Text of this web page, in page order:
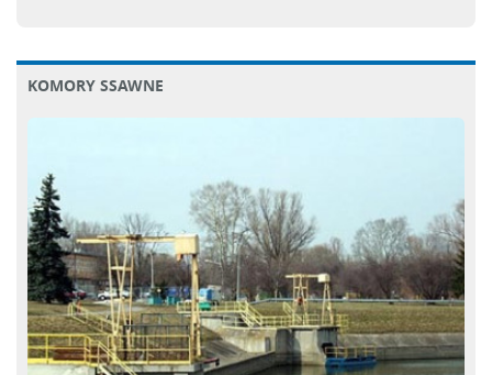
KOMORY SSAWNE